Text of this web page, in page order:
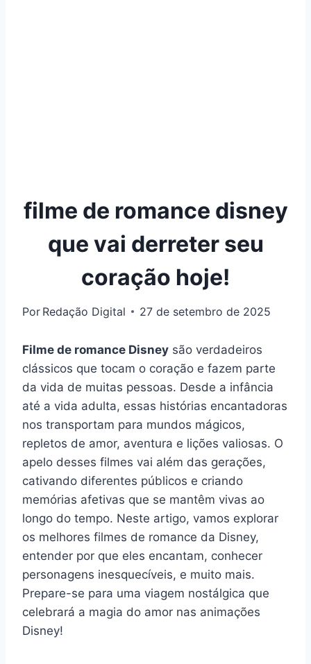
filme de romance disney
que vai derreter seu
coração hoje!
Por Redação Digital 27 de setembro de 2025
Filme de romance Disney são verdadeiros
clássicos que tocam o coração e fazem parte
da vida de muitas pessoas. Desde a infância
até a vida adulta, essas histórias encantadoras
nos transportam para mundos mágicos,
repletos de amor, aventura e lições valiosas. O
apelo desses filmes vai além das gerações,
cativando diferentes públicos e criando
memórias afetivas que se mantêm vivas ao
longo do tempo. Neste artigo, vamos explorar
os melhores filmes de romance da Disney,
entender por que eles encantam, conhecer
personagens inesquecíveis, e muito mais.
Prepare-se para uma viagem nostálgica que
celebrará a magia do amor nas animações
Disney!